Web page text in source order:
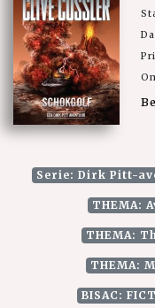
Serie: Dirk Pitt-
THEMA:
THEMA:
THEMA:
BISAC: